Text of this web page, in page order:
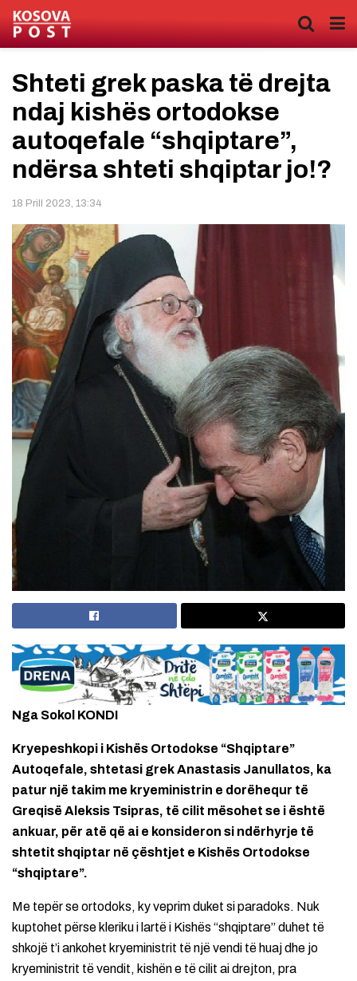
Shteti grek paska të drejta
ndaj kishës ortodokse
autoqefale “shqiptare”,
ndërsa shteti shqiptar jo!?
18 Prill 2023, 13:34
Nga Sokol KONDI
Kryepeshkopi i Kishës Ortodokse “Shqiptare”
Autoqefale, shtetasi grek Anastasis Janullatos, ka
patur një takim me kryeministrin e dorëhequr të
Greqisë Aleksis Tsipras, të cilit mësohet se i është
ankuar, për atë që ai e konsideron si ndërhyrje të
shtetit shqiptar në çështjet e Kishës Ortodokse
“shqiptare”.
Me tepër se ortodoks, ky veprim duket si paradoks. Nuk
kuptohet përse kleriku i lartë i Kishës “shqiptare” duhet të
shkojë t’i ankohet kryeministrit të një vendi të huaj dhe jo
kryeministrit të vendit, kishën e të cilit ai drejton, pra